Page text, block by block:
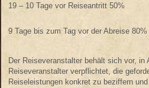
19 – 10 Tage vor Reiseantritt 50%
9 Tage bis zum Tag vor der Abreise
Der Reiseveranstalter behält sich vor,
Reiseveranstalter verpflichtet, die
Reiseleistungen konkret zu beziffern